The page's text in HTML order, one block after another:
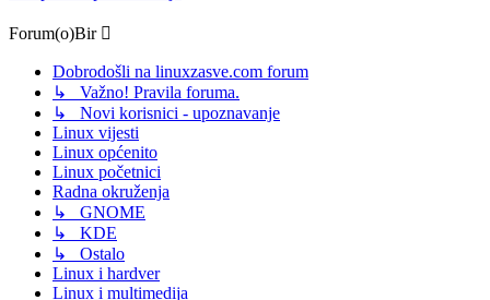
Forum(o)Bir
Dobrodošli na linuxzasve.com forum
↳ Važno! Pravila foruma.
↳ Novi korisnici - upoznavanje
Linux vijesti
Linux općenito
Linux početnici
Radna okruženja
↳ GNOME
↳ KDE
↳ Ostalo
Linux i hardver
Linux i multimedija